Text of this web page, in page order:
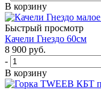
В корзину
Быстрый просмотр
Качели Гнездо 60см
8 900 руб.
-
В корзину